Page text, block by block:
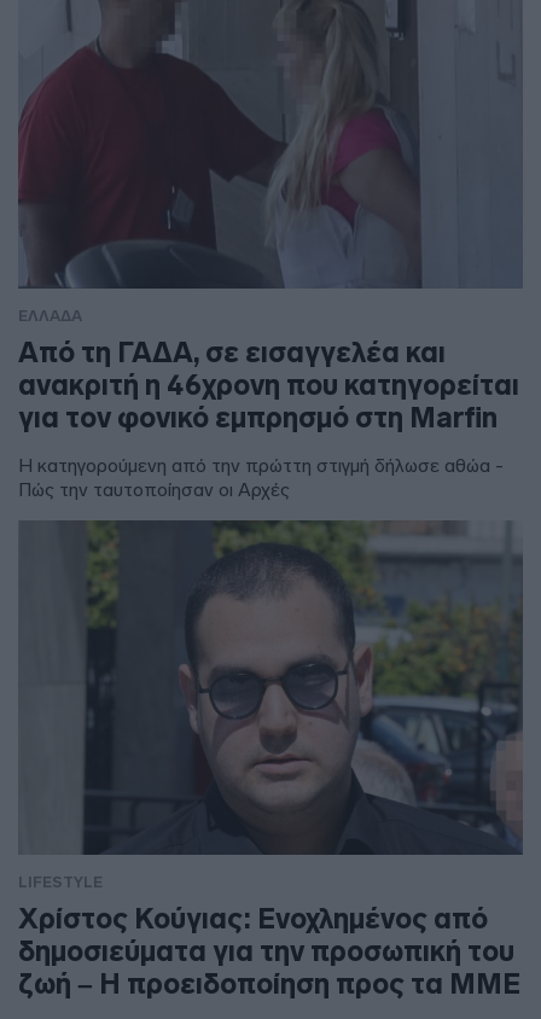
ΕΛΛΑΔΑ
Από τη ΓΑΔΑ, σε εισαγγελέα και
ανακριτή η 46χρονη που κατηγορείται
για τον φονικό εμπρησμό στη Marfin
Η κατηγορούμενη από την πρώττη στιγμή δήλωσε αθώα -
Πώς την ταυτοποίησαν οι Αρχές
LIFESTYLE
Χρίστος Κούγιας: Ενοχλημένος από
δημοσιεύματα για την προσωπική του
ζωή – Η προειδοποίηση προς τα ΜΜΕ